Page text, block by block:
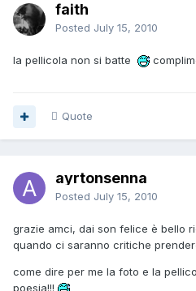
faith
Posted July 15, 2010
la pellicola non si batte
Quote
ayrtonsenna
Posted July 15, 2010
grazie amci, dai son felice è bello
quando ci saranno critiche
come dire per me la foto e la
poesia!!!